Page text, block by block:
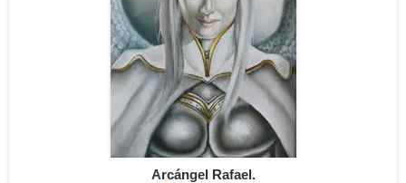
Arcángel Rafael.